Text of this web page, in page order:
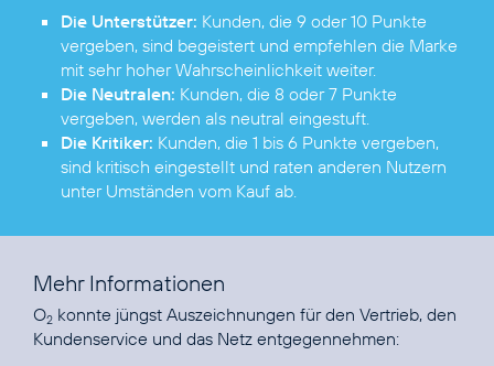
Die Unterstützer: Kunden, die 9 oder 10 Punkte
vergeben, sind begeistert und empfehlen die Marke
mit sehr hoher Wahrscheinlichkeit weiter.
Die Neutralen: Kunden, die 8 oder 7 Punkte
vergeben, werden als neutral eingestuft.
Die Kritiker: Kunden, die 1 bis 6 Punkte vergeben,
sind kritisch eingestellt und raten anderen Nutzern
unter Umständen vom Kauf ab.
Mehr Informationen
O2 konnte jüngst Auszeichnungen für den Vertrieb, den
Kundenservice und das Netz entgegennehmen: